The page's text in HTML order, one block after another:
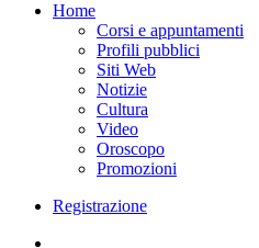
Home
Corsi e appuntamenti
Profili pubblici
Siti Web
Notizie
Cultura
Video
Oroscopo
Promozioni
Registrazione